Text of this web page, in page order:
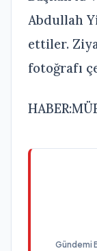
Abdullah
ettiler.
fotoğrafı
Gündemi